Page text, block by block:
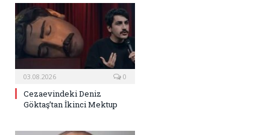
03.08.2026 0
Cezaevindeki Deniz
Göktaş’tan İkinci Mektup